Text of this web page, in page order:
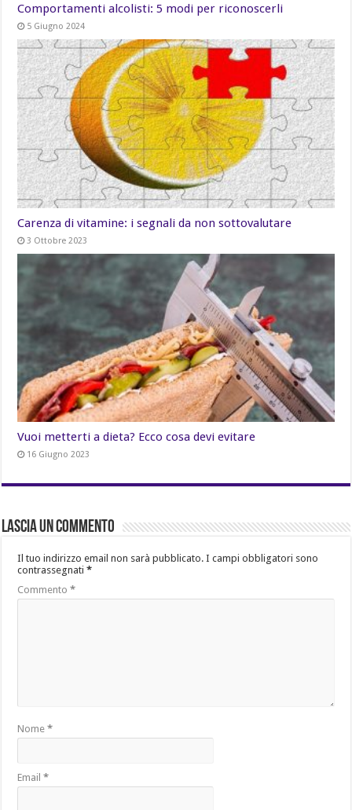
Comportamenti alcolisti: 5 modi per riconoscerli
5 Giugno 2024
Carenza di vitamine: i segnali da non sottovalutare
3 Ottobre 2023
Vuoi metterti a dieta? Ecco cosa devi evitare
16 Giugno 2023
Lascia un commento
Il tuo indirizzo email non sarà pubblicato. I campi obbligatori sono
contrassegnati*
Commento*
Nome*
Email*